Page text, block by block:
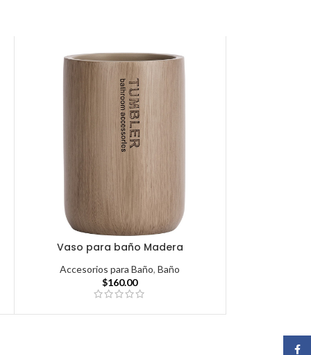
Vaso para baño Madera
Accesorios para Baño,Baño
$160.00